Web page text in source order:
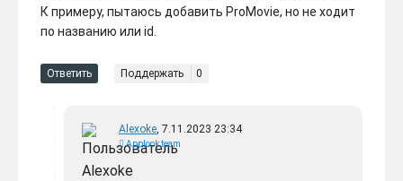
К примеру, пытаюсь добавить ProMovie, но не ходит
по названию или id.
Ответить Поддержать 0
Alexoke , 7.11.2023 23:34
Applook team